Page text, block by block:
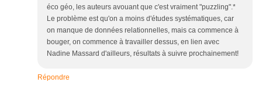
éco géo, les auteurs avouant que c'est vraiment "puzzling".*
Le problème est qu'on a moins d'études systématiques, car
on manque de données relationnelles, mais ca commence à
bouger, on commence à travailler dessus, en lien avec
Nadine Massard d'ailleurs, résultats à suivre prochainement!
Répondre